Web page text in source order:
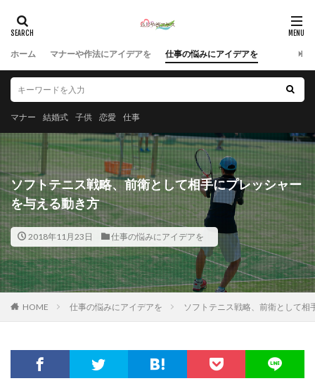
ホーム マナーや作法にアイデアを 仕事の悩みにアイデアを
マナー 結婚式 子供 恋愛 仕事
ソフトテニス戦略、前衛として相手にプレッシャー
を与える動き方
2018年11月23日 仕事の悩みにアイデアを
HOME 仕事の悩みにアイデアを ソフトテニス戦略、前衛として相